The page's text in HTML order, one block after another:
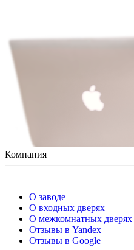
Компания
О заводе
О входных дверях
О межкомнатных дверях
Отзывы в Yandex
Отзывы в Google